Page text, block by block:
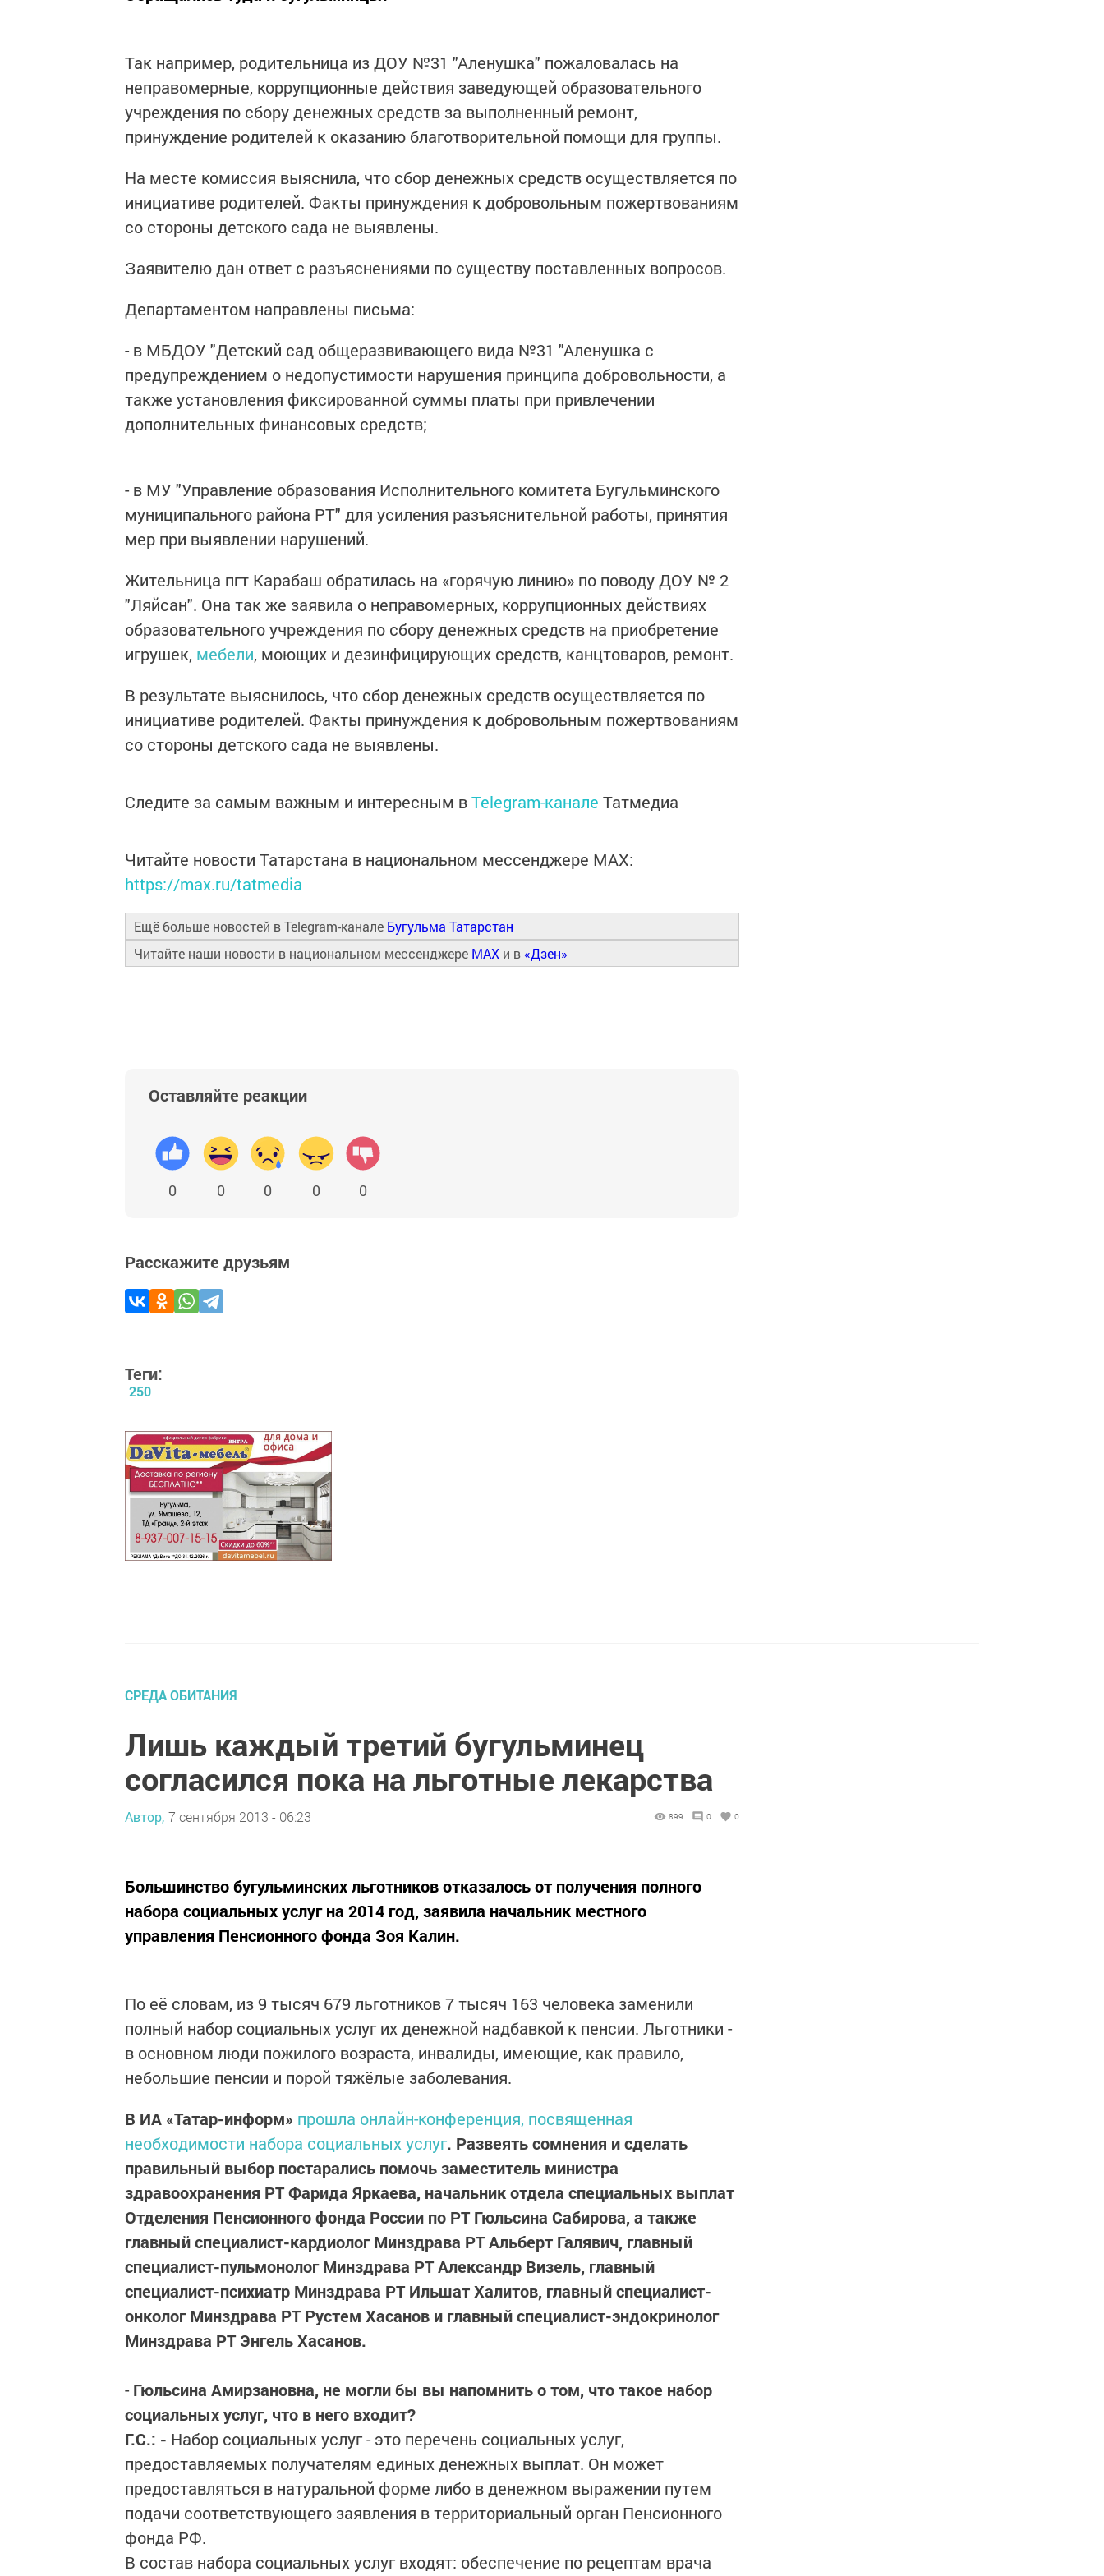
Так например, родительница из ДОУ №31 "Аленушка" пожаловалась на
неправомерные, коррупционные действия заведующей образовательного
учреждения по сбору денежных средств за выполненный ремонт,
принуждение родителей к оказанию благотворительной помощи для группы.
На месте комиссия выяснила, что сбор денежных средств осуществляется по
инициативе родителей. Факты принуждения к добровольным пожертвованиям
со стороны детского сада не выявлены.
Заявителю дан ответ с разъяснениями по существу поставленных вопросов.
Департаментом направлены письма:
- в МБДОУ "Детский сад общеразвивающего вида №31 "Аленушка с
предупреждением о недопустимости нарушения принципа добровольности, а
также установления фиксированной суммы платы при привлечении
дополнительных финансовых средств;
- в МУ "Управление образования Исполнительного комитета Бугульминского
муниципального района РТ" для усиления разъяснительной работы, принятия
мер при выявлении нарушений.
Жительница пгт Карабаш обратилась на «горячую линию» по поводу ДОУ № 2
"Ляйсан". Она так же заявила о неправомерных, коррупционных действиях
образовательного учреждения по сбору денежных средств на приобретение
игрушек, мебели, моющих и дезинфицирующих средств, канцтоваров, ремонт.
В результате выяснилось, что сбор денежных средств осуществляется по
инициативе родителей. Факты принуждения к добровольным пожертвованиям
со стороны детского сада не выявлены.
Следите за самым важным и интересным вTelegram-канале Татмедиа
Читайте новости Татарстана в национальном мессенджере MАХ:
https://max.ru/tatmedia
Ещё больше новостей в Telegram-канале Бугульма Татарстан
Читайте наши новости в национальном мессенджере MAX и в «Дзен»
Оставляйте реакции
0 0 0 0 0
Расскажите друзьям
Теги:
250
СРЕДА ОБИТАНИЯ
Лишь каждый третий бугульминец
согласился пока на льготные лекарства
Автор, 7 сентября 2013 - 06:23 899 0 0
Большинство бугульминских льготников отказалось от получения полного
набора социальных услуг на 2014 год, заявила начальник местного
управления Пенсионного фонда Зоя Калин.
По её словам, из 9 тысяч 679 льготников 7 тысяч 163 человека заменили
полный набор социальных услуг их денежной надбавкой к пенсии. Льготники -
в основном люди пожилого возраста, инвалиды, имеющие, как правило,
небольшие пенсии и порой тяжёлые заболевания.
В ИА «Татар-информ» прошла онлайн-конференция, посвященная
необходимости набора социальных услуг. Развеять сомнения и сделать
правильный выбор постарались помочь заместитель министра
здравоохранения РТ Фарида Яркаева, начальник отдела специальных выплат
Отделения Пенсионного фонда России по РТ Гюльсина Сабирова, а также
главный специалист-кардиолог Минздрава РТ Альберт Галявич, главный
специалист-пульмонолог Минздрава РТ Александр Визель, главный
специалист-психиатр Минздрава РТ Ильшат Халитов, главный специалист-
онколог Минздрава РТ Рустем Хасанов и главный специалист-эндокринолог
Минздрава РТ Энгель Хасанов.
-Гюльсина Амирзановна, не могли бы вы напомнить о том, что такое набор
социальных услуг, что в него входит?
Г.С.: - Набор социальных услуг - это перечень социальных услуг,
предоставляемых получателям единых денежных выплат. Он может
предоставляться в натуральной форме либо в денежном выражении путем
подачи соответствующего заявления в территориальный орган Пенсионного
фонда РФ.
В состав набора социальных услуг входят: обеспечение по рецептам врача